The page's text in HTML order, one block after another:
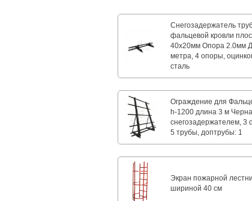
Снегозадержатель
фальцевой кровли
40х20мм Опора 2.0мм
метра, 4 опоры,
сталь
Ограждение для
h-1200 длина 3 м
снегозадержателем, 3
5 трубы, доптрубы: 1
Экран пожарной
шириной 40 см